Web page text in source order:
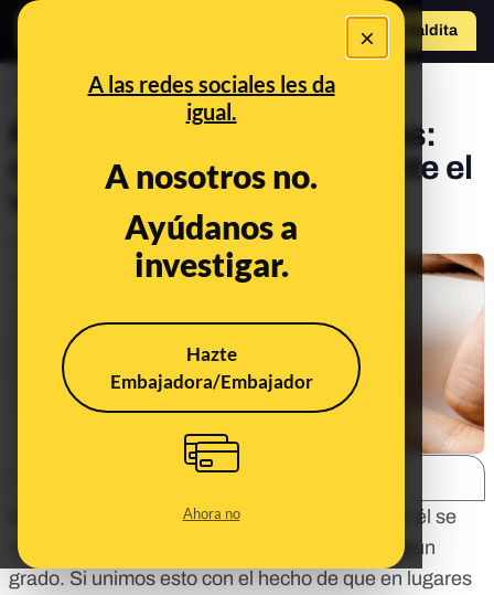
×
A las redes sociales les da
igual.
A nosotros no.
Ayúdanos a
investigar.
Hazte
Embajadora/Embajador
Ahora no
Hazte Maldita
PREBUNKING
Protector solar y mascarillas:
cómo proteger la piel durante el
verano
Aug 4, 2020, 6:45:00 AM
El verano ya llegó, como dice la canción, y con él se
nos han echado encima el solazo y los 30 y algún
grado. Si unimos esto con el hecho de que en lugares